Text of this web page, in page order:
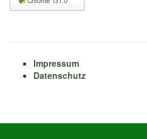
Impressum
Datenschutz